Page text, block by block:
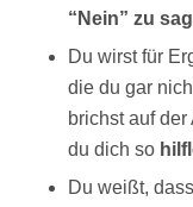
“Nein” zu
Du wirst für
die du gar
brichst auf
du dich so
Du weißt,